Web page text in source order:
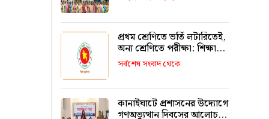
রাখবে : কয়েস লোদী
প্রথম শ্রেণিতে ভর্তি লটারিতেই,
অন্য শ্রেণিতে পরীক্ষা: শিক্ষা
মন্ত্রণালয়
সর্বশেষ সংবাদ থেকে
কানাইঘাটে প্রশাসনের উদ্যোগে
গণঅভ্যুত্থান দিবসের আলোচনা